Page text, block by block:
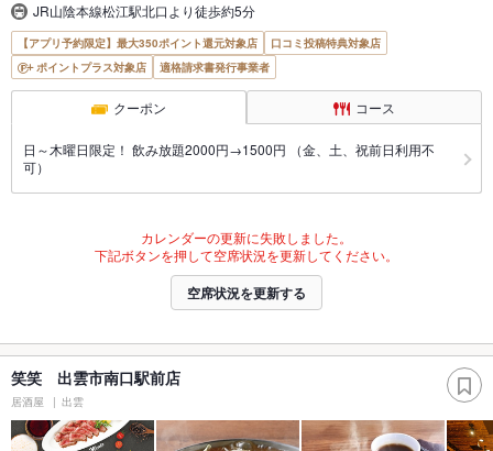
JR山陰本線松江駅北口より徒歩約5分
【アプリ予約限定】最大350ポイント還元対象店
口コミ投稿特典対象店
ポイントプラス対象店
適格請求書発行事業者
クーポン コース
日～木曜日限定！ 飲み放題2000円→1500円 （金、土、祝前日利用不
可）
カレンダーの更新に失敗しました。
下記ボタンを押して空席状況を更新してください。
空席状況を更新する
笑笑 出雲市南口駅前店
居酒屋 出雲